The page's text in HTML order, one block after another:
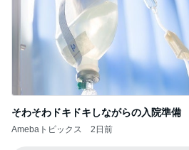
【銀座のママの
しい女性ほどお
えると思うなよ
銀座のママブログ✨
化粧品✨銀座クラブ
お着物でエルメス
5
アペティートさん
ヒロの日常ブログ